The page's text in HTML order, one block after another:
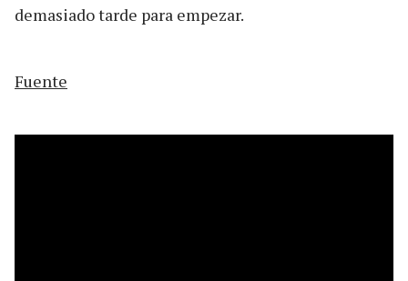
demasiado tarde para empezar.
Fuente